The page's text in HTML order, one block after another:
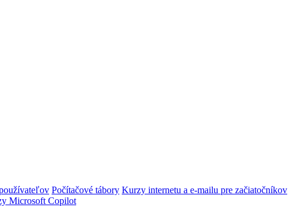
Počítačové tábory Kurzy internetu a e-mailu pre začiatočníkov
Microsoft Copilot